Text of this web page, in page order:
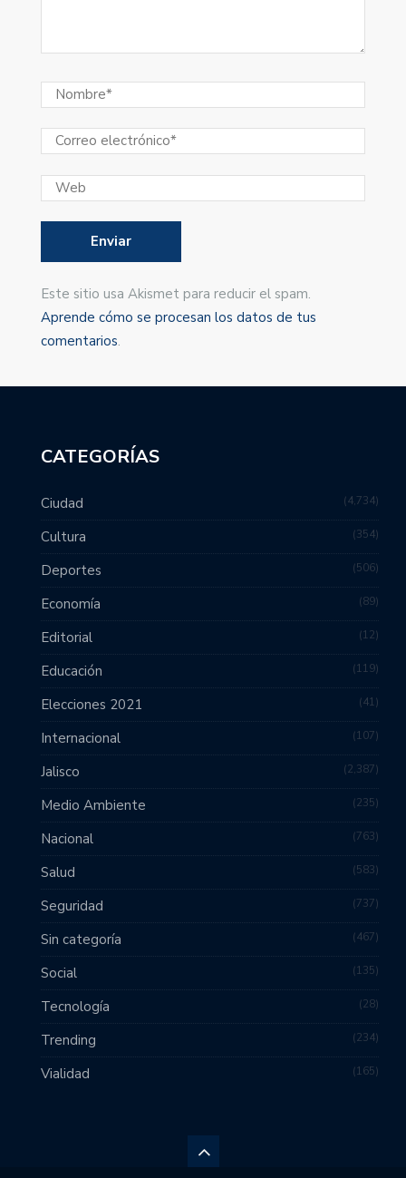
Este sitio usa Akismet para reducir el spam.
Aprende cómo se procesan los datos de tus
comentarios.
CATEGORÍAS
Ciudad 4,734
Cultura 354
Deportes 506
Economía 89
Editorial 12
Educación 119
Elecciones 2021 41
Internacional 107
Jalisco 2,387
Medio Ambiente 235
Nacional 763
Salud 583
Seguridad 737
Sin categoría 467
Social 135
Tecnología 28
Trending 234
Vialidad 165